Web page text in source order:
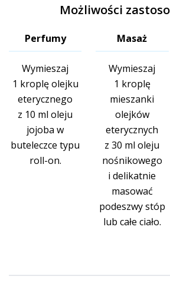
Możliwości
Perfumy
Wymieszaj
1 kroplę olejku
eterycznego
z 10 ml oleju
jojoba w
buteleczce typu
roll-on.
Masaż
Wymieszaj
1 kroplę
mieszanki
olejków
eterycznych
z 30 ml oleju
nośnikowego
i delikatnie
masować
podeszwy stóp
lub całe ciało.